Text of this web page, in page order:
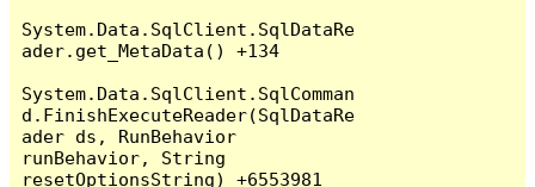
System.Data.SqlClient.SqlDataRe
ader.get_MetaData() +134
System.Data.SqlClient.SqlComman
d.FinishExecuteReader(SqlDataRe
ader ds, RunBehavior
runBehavior, String
resetOptionsString) +6553981